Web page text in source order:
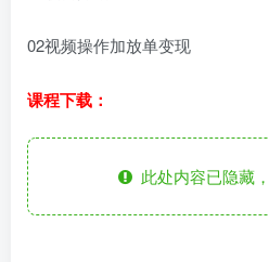
02视频操作加放单变现
课程下载：
此处内容已隐藏